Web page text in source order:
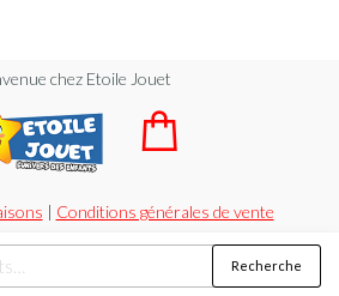
chez Etoile Jouet
| Conditions générales de vente
Recherche